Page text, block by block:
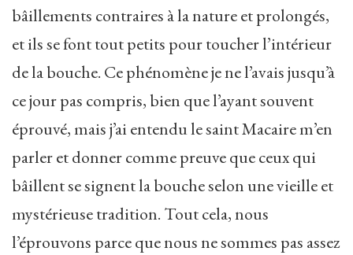
bâillements contraires à la nature et prolongés,
et ils se font tout petits pour toucher l’intérieur
de la bouche. Ce phénomène je ne l’avais jusqu’à
ce jour pas compris, bien que l’ayant souvent
éprouvé, mais j’ai entendu le saint Macaire m’en
parler et donner comme preuve que ceux qui
bâillent se signent la bouche selon une vieille et
mystérieuse tradition. Tout cela, nous
l’éprouvons parce que nous ne sommes pas assez